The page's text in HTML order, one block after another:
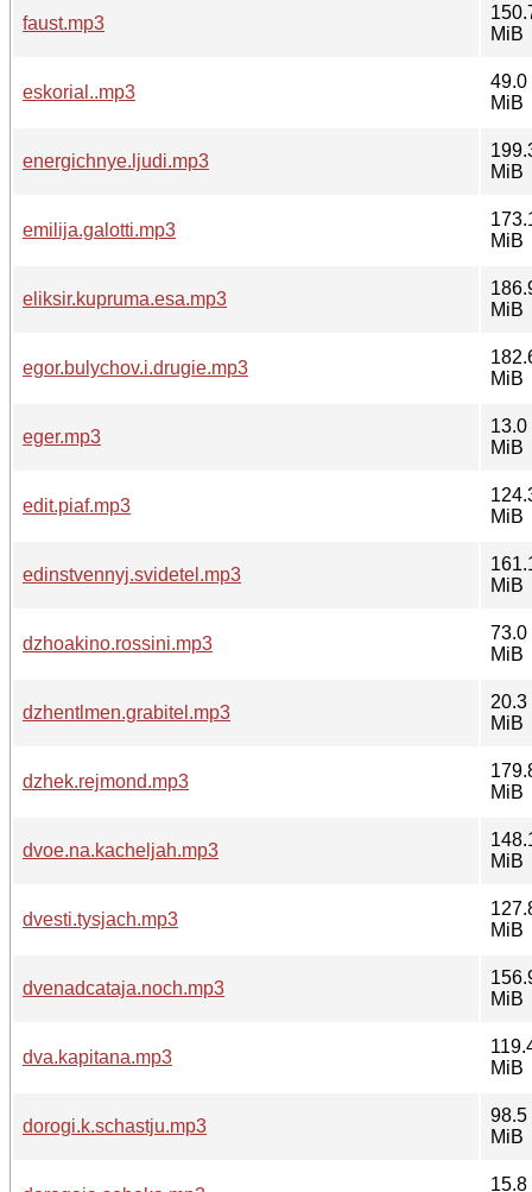
faust.mp3
MiB
eskorial..mp3
49.0
MiB
energichnye.ljudi.mp3
MiB
emilija.galotti.mp3
MiB
eliksir.kupruma.esa.mp3
MiB
egor.bulychov.i.drugie.mp3
MiB
eger.mp3
13.0
MiB
edit.piaf.mp3
MiB
edinstvennyj.svidetel.mp3
MiB
dzhoakino.rossini.mp3
73.0
MiB
dzhentlmen.grabitel.mp3
20.3
MiB
dzhek.rejmond.mp3
MiB
dvoe.na.kacheljah.mp3
MiB
dvesti.tysjach.mp3
MiB
dvenadcataja.noch.mp3
MiB
dva.kapitana.mp3
MiB
dorogi.k.schastju.mp3
98.5
MiB
15.8